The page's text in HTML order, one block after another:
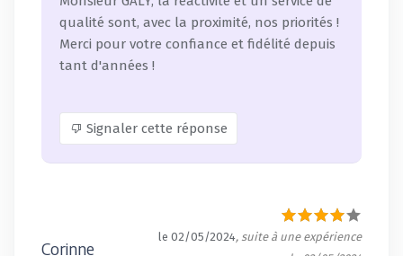
qualité sont, avec la proximité, nos priorités !
Merci pour votre confiance et fidélité depuis
tant d'années !
Signaler cette réponse
Corinne
le 02/05/2024, suite à une expérience